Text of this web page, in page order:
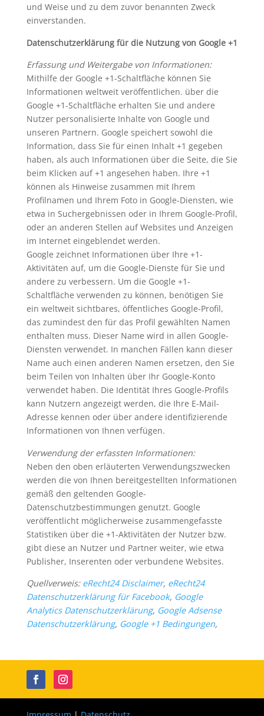
und Weise und zu dem zuvor benannten Zweck
einverstanden.
Datenschutzerklärung für die Nutzung von Google +1
Erfassung und Weitergabe von Informationen:
Mithilfe der Google +1-Schaltfläche können Sie
Informationen weltweit veröffentlichen. über die
Google +1-Schaltfläche erhalten Sie und andere
Nutzer personalisierte Inhalte von Google und
unseren Partnern. Google speichert sowohl die
Information, dass Sie für einen Inhalt +1 gegeben
haben, als auch Informationen über die Seite, die Sie
beim Klicken auf +1 angesehen haben. Ihre +1
können als Hinweise zusammen mit Ihrem
Profilnamen und Ihrem Foto in Google-Diensten, wie
etwa in Suchergebnissen oder in Ihrem Google-Profil,
oder an anderen Stellen auf Websites und Anzeigen
im Internet eingeblendet werden.
Google zeichnet Informationen über Ihre +1-
Aktivitäten auf, um die Google-Dienste für Sie und
andere zu verbessern. Um die Google +1-
Schaltfläche verwenden zu können, benötigen Sie
ein weltweit sichtbares, öffentliches Google-Profil,
das zumindest den für das Profil gewählten Namen
enthalten muss. Dieser Name wird in allen Google-
Diensten verwendet. In manchen Fällen kann dieser
Name auch einen anderen Namen ersetzen, den Sie
beim Teilen von Inhalten über Ihr Google-Konto
verwendet haben. Die Identität Ihres Google-Profils
kann Nutzern angezeigt werden, die Ihre E-Mail-
Adresse kennen oder über andere identifizierende
Informationen von Ihnen verfügen.
Verwendung der erfassten Informationen:
Neben den oben erläuterten Verwendungszwecken
werden die von Ihnen bereitgestellten Informationen
gemäß den geltenden Google-
Datenschutzbestimmungen genutzt. Google
veröffentlicht möglicherweise zusammengefasste
Statistiken über die +1-Aktivitäten der Nutzer bzw.
gibt diese an Nutzer und Partner weiter, wie etwa
Publisher, Inserenten oder verbundene Websites.
Quellverweis: eRecht24 Disclaimer, eRecht24
Datenschutzerklärung für Facebook, Google
Analytics Datenschutzerklärung, Google Adsense
Datenschutzerklärung, Google +1 Bedingungen,